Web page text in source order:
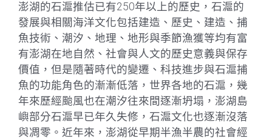
澎湖的石滬推估已有250年以上的歷史，石滬的
發展與相關海洋文化包括建造、歷史、建造、捕
魚技術、潮汐、地理、地形與季節漁獲等均有富
有澎湖在地自然、社會與人文的歷史意義與保存
價值，但是隨著時代的變遷、科技進步與石滬捕
魚的功能角色的漸漸低落，世界各地的石滬，幾
年來歷經颱風也在潮汐往來間逐漸坍塌，澎湖島
嶼部分石滬早已年久失修，石滬文化也逐漸沒落
與凋零。近年來，澎湖從早期半漁半農的社會經